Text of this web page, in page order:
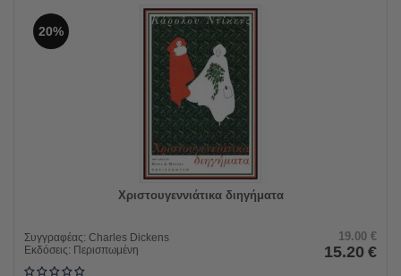
20%
Χριστουγεννιάτικα διηγήματα
Συγγραφέας: Charles Dickens
Εκδόσεις: Περισπωμένη
19.00 €
15.20 €